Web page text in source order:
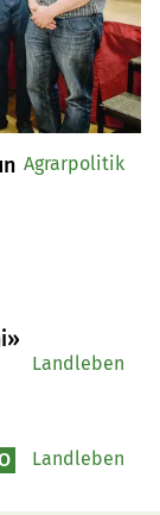
Agrarpolitik
Landleben
Landleben